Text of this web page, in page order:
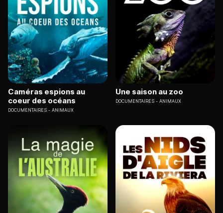
Caméras espions au
coeur des océans
DOCUMENTAIRES ANIMAUX
Une saison au zoo
DOCUMENTAIRES ANIMAUX